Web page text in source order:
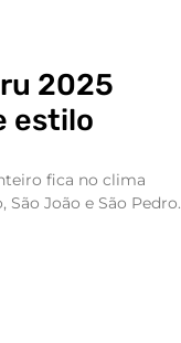
2025
estilo
fica no clima
João e São Pedro.